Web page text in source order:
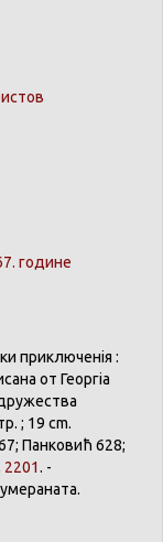
године
приключенія :
от Георгіа
; 19 cm.
Панковић 628;
. -
.